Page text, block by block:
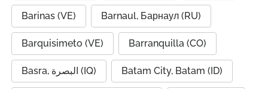
Barinas (VE) Barnaul, Барнаул (RU)
Barquisimeto (VE) Barranquilla (CO)
Basra, البصرة (IQ) Batam City, Batam (ID)